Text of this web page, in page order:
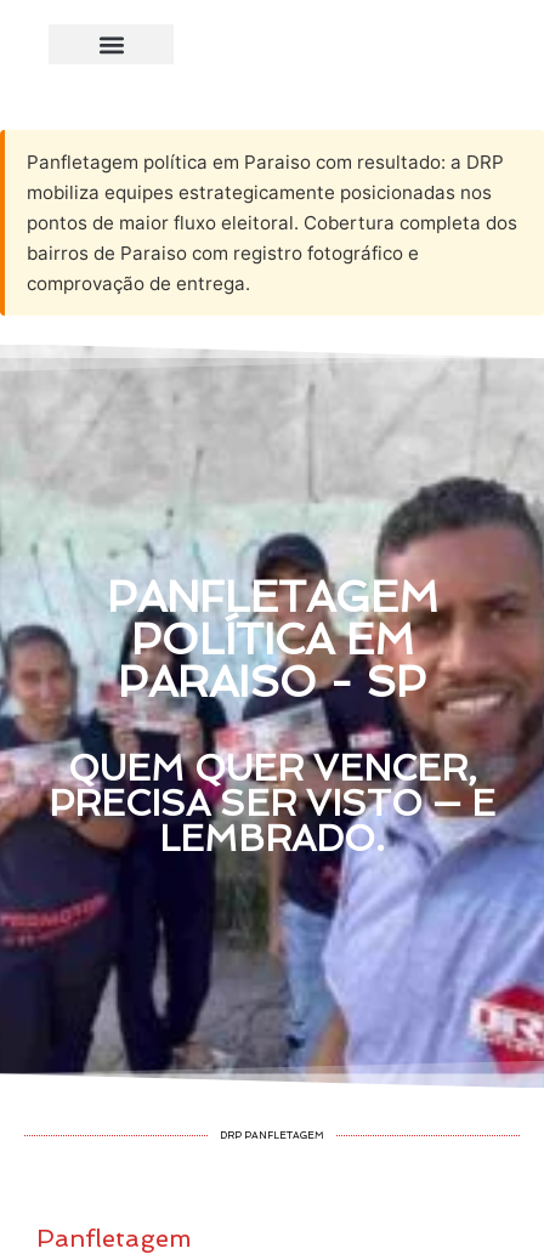
Panfletagem política em Paraiso com resultado: a DRP
mobiliza equipes estrategicamente posicionadas nos
pontos de maior fluxo eleitoral. Cobertura completa dos
bairros de Paraiso com registro fotográfico e
comprovação de entrega.
PANFLETAGEM
POLÍTICA EM
PARAISO - SP
QUEM QUER VENCER,
PRECISA SER VISTO — E
LEMBRADO.
DRP PANFLETAGEM
Panfletagem